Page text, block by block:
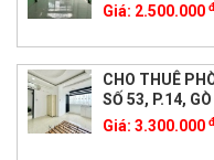
Giá: 2.500.000 đ
CHO THUÊ
SỐ 53, P.14,
Giá: 3.300.000 đ